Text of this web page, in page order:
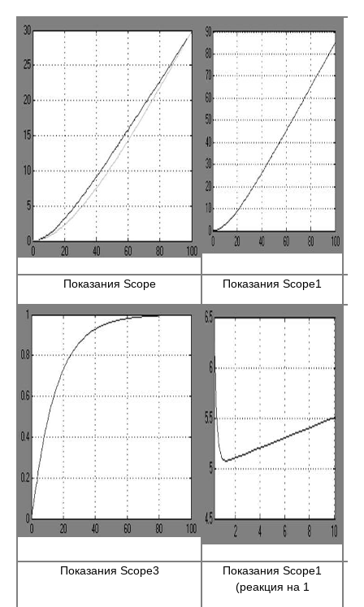
Показания Scope Показания Scope1
Показания Scope3
Показания Scope1
(реакция на 1